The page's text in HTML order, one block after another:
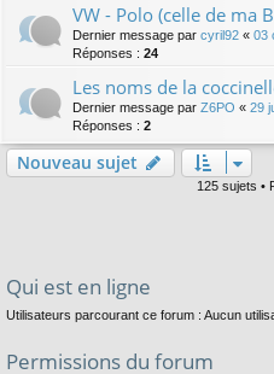
VW - Polo (celle de ma
Dernier message par cyril92 « 03
Réponses : 24
Les noms de la
Dernier message par Z6PO « 29
Réponses : 2
Nouveau sujet
125 sujets •
Qui est en ligne
Utilisateurs parcourant ce forum : Aucun
Permissions du forum